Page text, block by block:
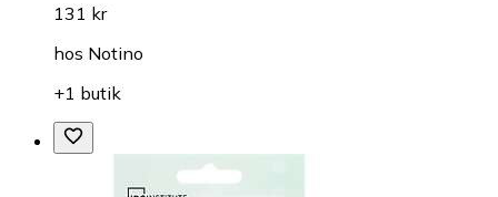
131 kr
hos Notino
+1 butik